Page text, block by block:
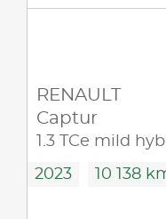
RENAULT
Captur
1.3 TCe mild
2023 10 138